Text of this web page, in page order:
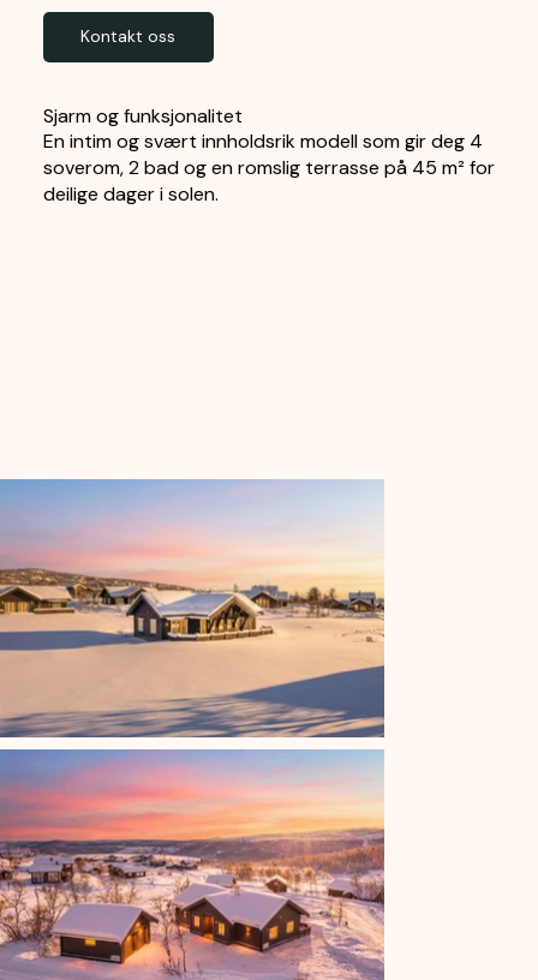
Sjarm og funksjonalitet
En intim og svært innholdsrik modell som gir deg 4
soverom, 2 bad og en romslig terrasse på 45 m² for
deilige dager i solen.
Kontakt oss